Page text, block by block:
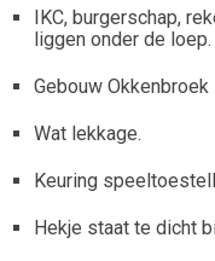
IKC, burgerschap,
liggen onder de loep.
Gebouw Okkenbroek
Wat lekkage.
Keuring
Hekje staat te dicht